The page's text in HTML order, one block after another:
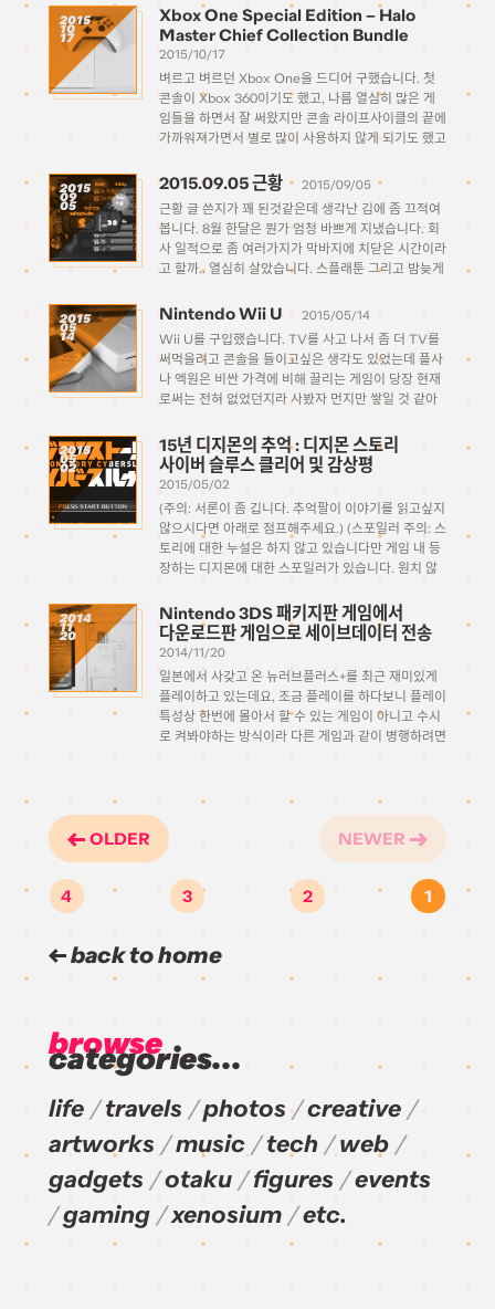
가 포함되어있지 않고 (다운로드코드) 가격이 너무 비
싸서 그냥 단념을… […]
2015
10
17
Xbox One Special Edition – Halo
Master Chief Collection Bundle
2015/10/17
벼르고 벼르던 Xbox One을 드디어 구했습니다. 첫
콘솔이 Xbox 360이기도 했고, 나름 열심히 많은 게
임들을 하면서 잘 써왔지만 콘솔 라이프사이클의 끝에
가까워져가면서 별로 많이 사용하지 않게 되기도 했고
했습니다. 차세대기인 Xbox One이 나오긴 […]
2015
09
05
2015.09.05 근황
2015/09/05
근황 글 쓴지가 꽤 된것같은데 생각난 김에 좀 끄적여
봅니다. 8월 한달은 뭔가 엄청 바쁘게 지냈습니다. 회
사 일적으로 좀 여러가지가 막바지에 치닫은 시간이라
고 할까.. 열심히 살았습니다. 스플래툰 그리고 밤늦게
의 낙인 스플래툰..도 열심히 했습니다. […]
2015
05
14
Nintendo Wii U
2015/05/14
Wii U를 구입했습니다. TV를 사고 나서 좀 더 TV를
써먹을려고 콘솔을 들이고싶은 생각도 있었는데 플사
나 엑원은 비싼 가격에 비해 끌리는 게임이 당장 현재
로써는 전혀 없었던지라 사봤자 먼지만 쌓일 것 같아
끌리는 게임이 생겨서 말이죠. […]
2015
05
02
15년 디지몬의 추억 : 디지몬 스토리
사이버 슬루스 클리어 및 감상평
2015/05/02
(주의: 서론이 좀 깁니다. 추억팔이 이야기를 읽고싶지
않으시다면 아래로 점프해주세요.) (스포일러 주의: 스
토리에 대한 누설은 하지 않고 있습니다만 게임 내 등
장하는 디지몬에 대한 스포일러가 있습니다. 원치 않
나이대의 성인들이 어떠한 연유로 한자리에 모여 이런
저런 […]
2014
11
20
Nintendo 3DS 패키지판 게임에서
다운로드판 게임으로 세이브데이터 전송
2014/11/20
일본에서 사갖고 온 뉴러브플러스+를 최근 재미있게
플레이하고 있는데요, 조금 플레이를 하다보니 플레이
특성상 한번에 몰아서 할 수 있는 게임이 아니고 수시
로 켜봐야하는 방식이라 다른 게임과 같이 병행하려면
매번 칩을 갈아끼워야한다는 매우 귀찮은 문제가 있다
OLDER
1
2
3
4
NEWER
back to home
browse
categories...
life travels photos
creative
artworks
music tech
web
gadgets
otaku figures
events
gaming
xenosium etc.